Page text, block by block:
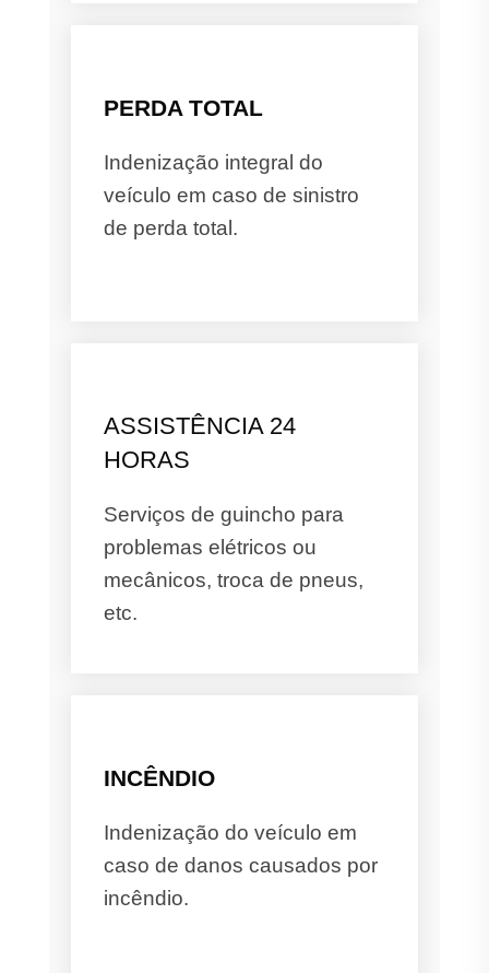
PERDA TOTAL
Indenização integral do
veículo em caso de sinistro
de perda total.
ASSISTÊNCIA 24
HORAS
Serviços de guincho para
problemas elétricos ou
mecânicos, troca de pneus,
etc.
INCÊNDIO
Indenização do veículo em
caso de danos causados por
incêndio.